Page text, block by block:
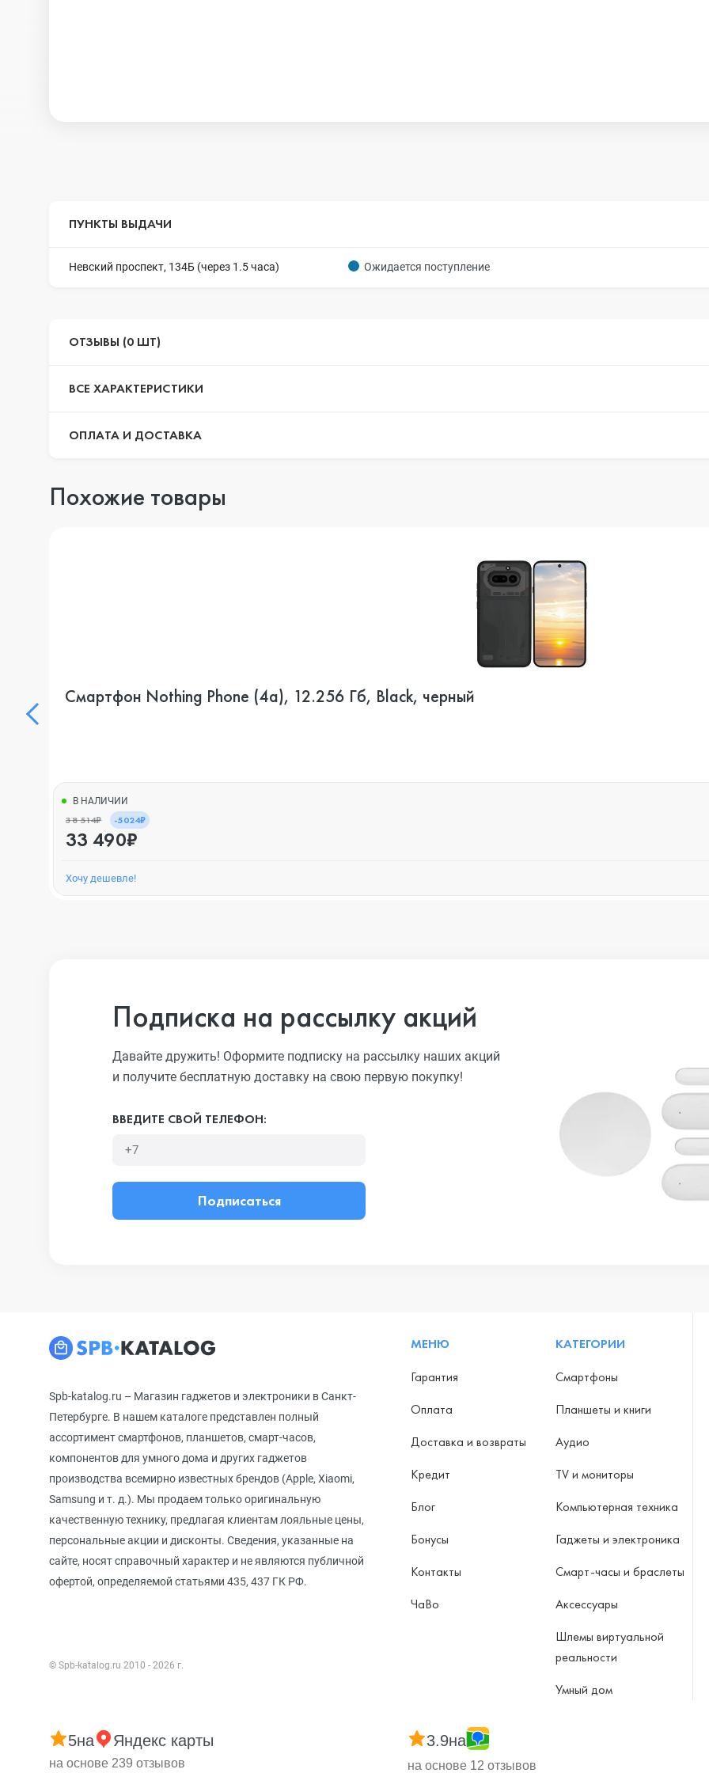
ПУНКТЫ ВЫДАЧИ
Невский проспект, 134Б (через 1.5 часа) Ожидается поступление
ОТЗЫВЫ (0 ШТ)
ВСЕ ХАРАКТЕРИСТИКИ
ОПЛАТА И ДОСТАВКА
Похожие товары
Смартфон Nothing Phone (4a), 12.256 Гб, Black, черный
В НАЛИЧИИ
38 514₽ -5024₽
33 490₽
Хочу дешевле!
Подписка на рассылку акций
Давайте дружить! Оформите подписку на рассылку наших акций
и получите бесплатную доставку на свою первую покупку!
ВВЕДИТЕ СВОЙ ТЕЛЕФОН:
Подписаться
Spb-katalog.ru – Магазин гаджетов и электроники в Санкт-
Петербурге. В нашем каталоге представлен полный
ассортимент смартфонов, планшетов, смарт-часов,
компонентов для умного дома и других гаджетов
производства всемирно известных брендов (Apple, Xiaomi,
Samsung и т. д.). Мы продаем только оригинальную
качественную технику, предлагая клиентам лояльные цены,
персональные акции и дисконты. Сведения, указанные на
сайте, носят справочный характер и не являются публичной
офертой, определяемой статьями 435, 437 ГК РФ.
© Spb-katalog.ru 2010 - 2026 г.
МЕНЮ
Гарантия
Оплата
Доставка и возвраты
Кредит
Блог
Бонусы
Контакты
ЧаВо
КАТЕГОРИИ
Смартфоны
Планшеты и книги
Аудио
TV и мониторы
Компьютерная техника
Гаджеты и электроника
Смарт-часы и браслеты
Аксессуары
Шлемы виртуальной
реальности
Умный дом
5на Яндекс карты
на основе 239 отзывов
3.9на
на основе 12 отзывов